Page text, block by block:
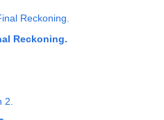
Reckoning.